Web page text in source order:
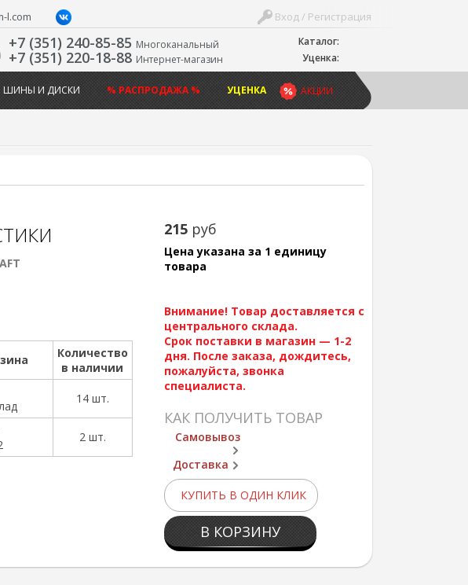
Каталог:
Уценка:
Вход / Регистрация
l.com
+7 (351) 240-85-85 Многоканальный
+7 (351) 220-18-88 Интернет-магазин
АКЦИИ
ШИНЫ И ДИСКИ % РАСПРОДАЖА % УЦЕНКА
215 руб
Цена указана за 1 единицу
товара
Внимание! Товар доставляется с
центрального склада.
Срок поставки в магазин — 1-2
дня. После заказа, дождитесь,
пожалуйста, звонка
специалиста.
КАК ПОЛУЧИТЬ ТОВАР
Самовывоз
Доставка
КУПИТЬ В ОДИН КЛИК
В КОРЗИНУ
Количество
в наличии
14 шт.
2 шт.